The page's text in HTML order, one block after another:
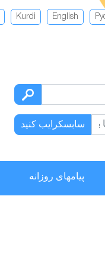
English
Kurdi
سابسکرایب کنید
پیامهای روزانه